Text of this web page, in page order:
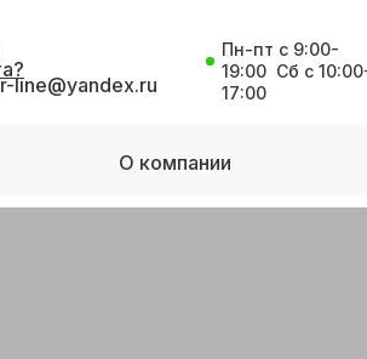
Пн-пт с 9:00-
19:00 Сб с
17:00
line@yandex.ru
О компании